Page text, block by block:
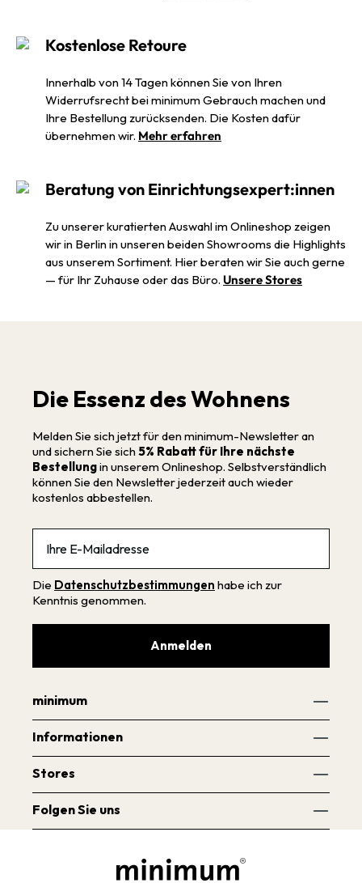
Kostenlose Retoure
Innerhalb von 14 Tagen können Sie von Ihren
Widerrufsrecht bei minimum Gebrauch machen und
Ihre Bestellung zurücksenden. Die Kosten dafür
übernehmen wir. Mehr erfahren
Beratung von Einrichtungsexpert:innen
Zu unserer kuratierten Auswahl im Onlineshop zeigen
wir in Berlin in unseren beiden Showrooms die Highlights
aus unserem Sortiment. Hier beraten wir Sie auch gerne
— für Ihr Zuhause oder das Büro. Unsere Stores
Die Essenz des Wohnens
Melden Sie sich jetzt für den minimum-Newsletter an
und sichern Sie sich 5% Rabatt für Ihre nächste
Bestellungin unserem Onlineshop. Selbstverständlich
können Sie den Newsletter jederzeit auch wieder
kostenlos abbestellen.
Die Datenschutzbestimmungen habe ich zur
Kenntnis genommen.
Anmelden
minimum
Informationen
Stores
Folgen Sie uns